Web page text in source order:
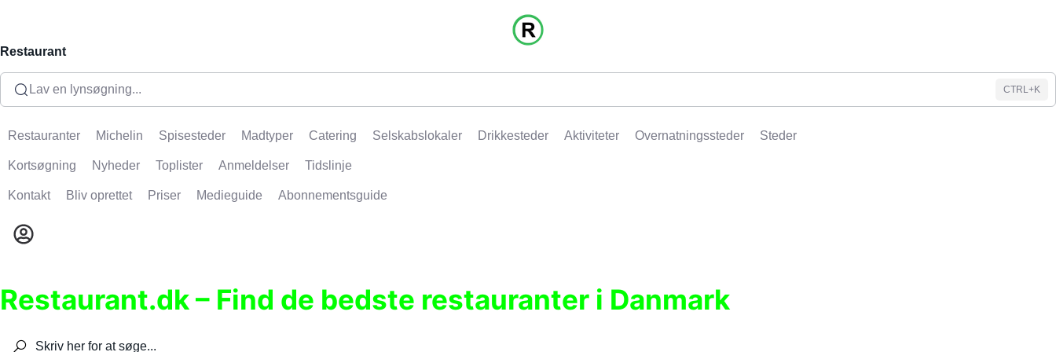
Restaurant
Lav en lynsøgning... CTRL+K
Restauranter Michelin Spisesteder Madtyper Catering Selskabslokaler Drikkesteder Aktiviteter Overnatningssteder Steder
Kortsøgning Nyheder Toplister Anmeldelser Tidslinje
Kontakt Bliv oprettet Priser Medieguide Abonnementsguide
Restaurant.dk – Find de bedste restauranter i Danmark